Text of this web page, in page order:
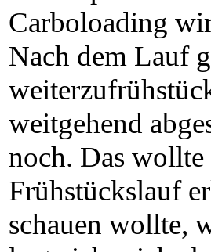
Carboloading
Nach dem Lauf
weitgehend
noch. Das
Frühstückslauf
schauen wollte,